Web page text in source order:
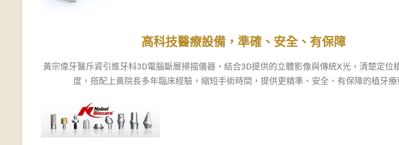
高科技醫療設備，準確、安全、有保障
黃宗偉牙醫斥資引進牙科3D電腦斷層掃描儀器，結合3D提供的立體影像與傳統X光，清楚定位
度，搭配上黃院長多年臨床經驗，縮短手術時間，提供更精準、安全、有保障的植牙療